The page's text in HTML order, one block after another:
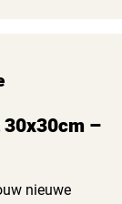
30x30cm –
nieuwe